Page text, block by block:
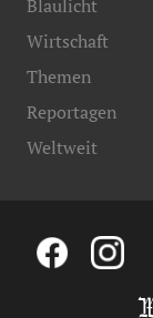
Blaulicht
Wirtschaft
Themen
Reportagen
Weltweit